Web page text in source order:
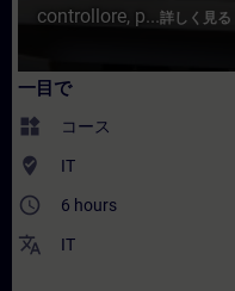
controllore, p...詳しく見る
一目で
widgets コース
where_to_vote IT
access_time 6 hours
translate IT